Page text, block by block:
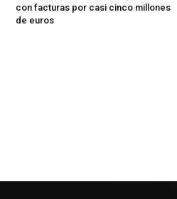
con facturas por casi cinco millones
de euros